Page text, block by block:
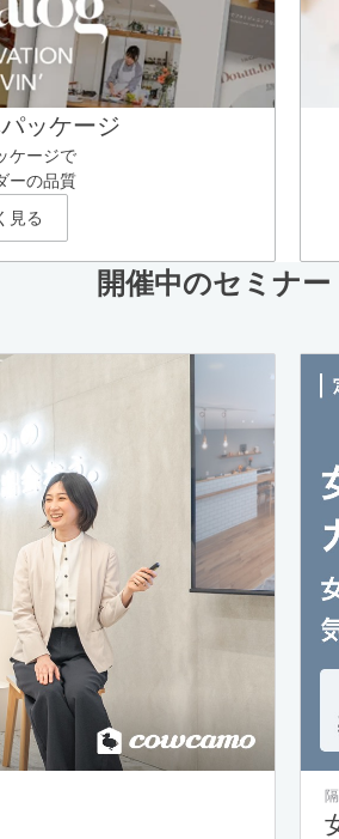
ッケージ
ケージで
ーの品質
見る
開催中のセミナー